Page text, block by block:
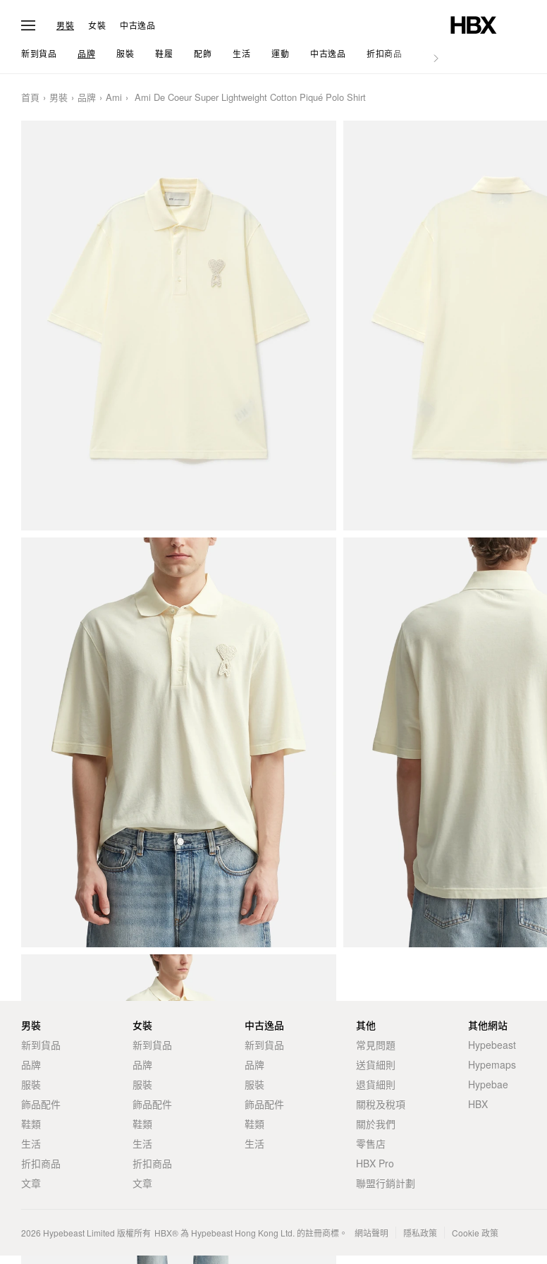
男裝 女裝 中古逸品
新到貨品 品牌 服裝 鞋履 配飾 生活 運動 中古逸品 折扣商品 文章
首頁 男裝 品牌 Ami Ami De Coeur Super Lightweight Cotton Piqué Polo Shirt
男裝
新到貨品
品牌
服裝
飾品配件
鞋類
生活
折扣商品
文章
女裝
新到貨品
品牌
服裝
飾品配件
鞋類
生活
折扣商品
文章
中古逸品
新到貨品
品牌
服裝
飾品配件
鞋類
生活
其他
常見問題
送貨細則
退貨細則
關稅及稅項
關於我們
零售店
HBX Pro
聯盟行銷計劃
其他網站
Hypebeast
Hypemaps
Hypebae
HBX
2026 Hypebeast Limited 版權所有 HBX® 為 Hypebeast Hong Kong Ltd. 的註冊商標。 網站聲明 隱私政策 Cookie 政策